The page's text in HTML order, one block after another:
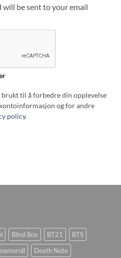
will be sent to your email
til å forbedre din opplevelse
og for andre
policy.
Blind Box BT21
BTS
Death Note